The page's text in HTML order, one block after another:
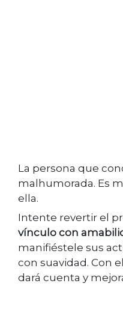
La persona que
malhumorada. Es
ella.
Intente revertir el
vínculo con
manifiéstele sus
con suavidad. Con
dará cuenta y